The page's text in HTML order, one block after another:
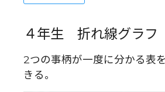
４年生 折れ線グラ
2つの事柄が一度に分かる表
きる。